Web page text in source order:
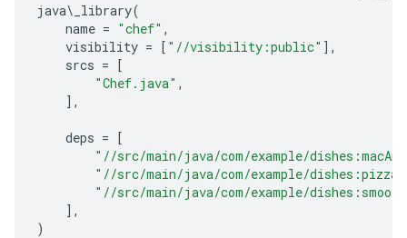
java\ _library(
name = "chef" ,
visibility = [ "//visibility:public" ],
srcs = [
"Chef.java" ,
],
deps = [
"//src/main/java/com/example/
"//src/main/java/com/example/dishes:pizza"
"//src/main/java/com/example/
],
)